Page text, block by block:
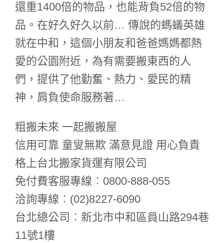
還重1400倍的物品，也能背負52倍的物
品。在好久好久以前… 傳說的螞蟻英雄
就在中和，這個小朋友和爸爸媽媽都熱
愛的公園附近，為有需要搬東西的人
們，提供了他勤奮、熱力、愛民的精
神，肩負使命服務著…
粗搬未來 一起搬搬屋
信用可靠 童叟無欺 滿意見證 用心負責
格上台北搬家貨運有限公司
免付費客服專線︰0800-888-055
洽詢專線︰(02)8227-6090
台北總公司︰新北市中和區員山路294巷
11號1樓